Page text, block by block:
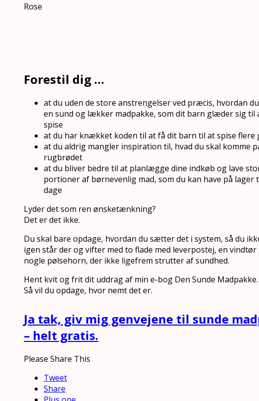
Rose
Forestil dig …
at du uden de store anstrengelser ved præcis, hvordan
en sund og lækker madpakke, som dit barn glæder sig til
spise
at du har knækket koden til at få dit barn til at spise flere
at du aldrig mangler inspiration til, hvad du skal komme
rugbrødet
at du bliver bedre til at planlægge dine indkøb og lave
portioner af børnevenlig mad, som du kan have på lager
dage
Lyder det som ren ønsketænkning?
Det er det ikke.
Du skal bare opdage, hvordan du sætter det i system, så du
igen står der og vifter med to flade med leverpostej, en
nogle pølsehorn, der ikke ligefrem strutter af sundhed.
Hent kvit og frit dit uddrag af min e-bog Den Sunde Madpakke.
Så vil du opdage, hvor nemt det er.
Ja tak, giv mig genvejene til sunde
– helt gratis.
Please Share This
Tweet
Share